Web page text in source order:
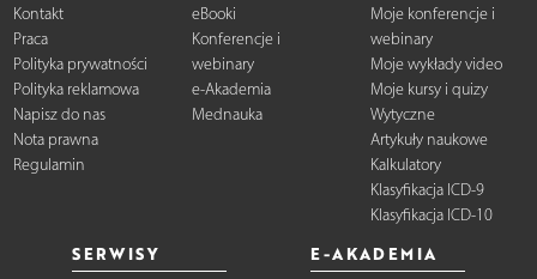
Kontakt
Praca
Polityka prywatności
Polityka reklamowa
Napisz do nas
Nota prawna
Regulamin
eBooki
Konferencje i
webinary
e-Akademia
Mednauka
Moje konferencje i
webinary
Moje wykłady video
Moje kursy i quizy
Wytyczne
Artykuły naukowe
Kalkulatory
Klasyfikacja ICD-9
Klasyfikacja ICD-10
SERWISY E-AKADEMIA